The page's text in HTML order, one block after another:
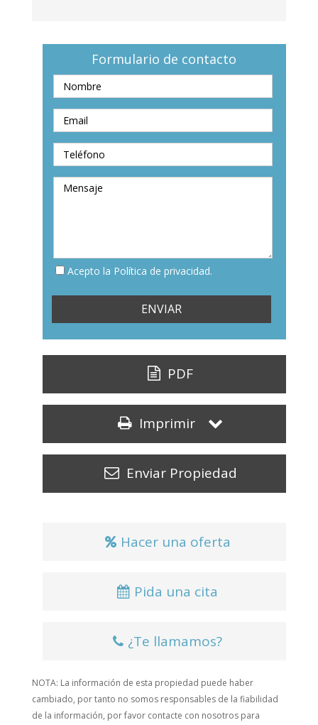
Formulario de contacto
Acepto la Política de privacidad.
PDF
Imprimir
Enviar Propiedad
Hacer una oferta
Pida una cita
¿Te llamamos?
NOTA: La información de esta propiedad puede haber
cambiado, por tanto no somos responsables de la fiabilidad
de la información, por favor contacte con nosotros para